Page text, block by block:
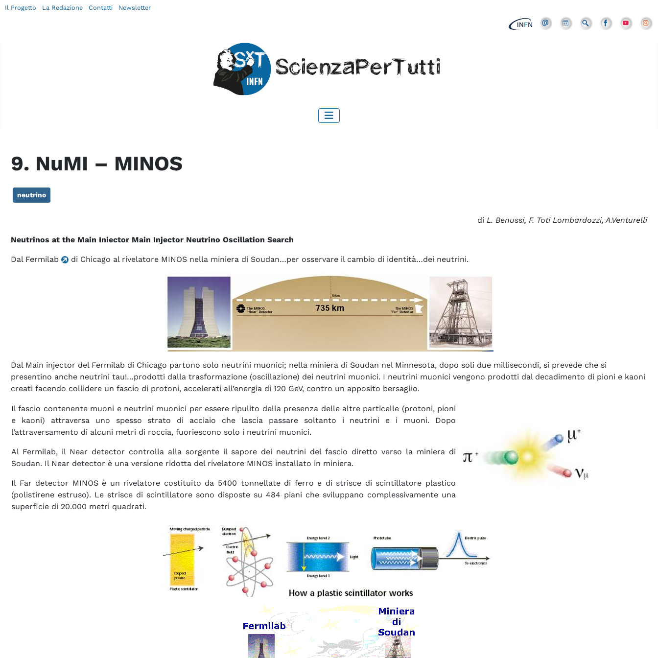
Il Progetto La Redazione Contatti Newsletter
9. NuMI – MINOS
neutrino
di L. Benussi, F. Toti Lombardozzi, A.Venturelli
Neutrinos at the Main Iniector Main Injector Neutrino Oscillation Search
Dal Fermilab di Chicago al rivelatore MINOS nella miniera di Soudan…per osservare il cambio di identità…dei neutrini.
Dal Main injector del Fermilab di Chicago partono solo neutrini muonici; nella miniera di Soudan nel Minnesota, dopo soli due millisecondi, si prevede che si
presentino anche neutrini tau!…prodotti dalla trasformazione (oscillazione) dei neutrini muonici. I neutrini muonici vengono prodotti dal decadimento di pioni e kaoni
creati facendo collidere un fascio di protoni, accelerati all’energia di 120 GeV, contro un apposito bersaglio.
Il fascio contenente muoni e neutrini muonici per essere ripulito della presenza delle altre particelle (protoni, pioni
e kaoni) attraversa uno spesso strato di acciaio che lascia passare soltanto i neutrini e i muoni. Dopo
l’attraversamento di alcuni metri di roccia, fuoriescono solo i neutrini muonici.
Al Fermilab, il Near detector controlla alla sorgente il sapore dei neutrini del fascio diretto verso la miniera di
Soudan. Il Near detector è una versione ridotta del rivelatore MINOS installato in miniera.
Il Far detector MINOS è un rivelatore costituito da 5400 tonnellate di ferro e di strisce di scintillatore plastico
(polistirene estruso). Le strisce di scintillatore sono disposte su 484 piani che sviluppano complessivamente una
superficie di 20.000 metri quadrati.